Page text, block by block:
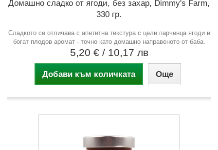
Домашно сладко от ягоди, без захар, Dimmy's Farm,
330 гр.
Сладкото се отличава с апетитна текстура с цели парченца ягоди и
богат плодов аромат - точно като домашно направеното от баба.
5,20 € / 10,17 лв
Добави към количката Още